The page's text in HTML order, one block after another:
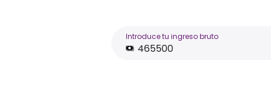
Introduce tu ingreso bruto